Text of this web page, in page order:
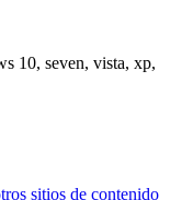
10, seven, vista, xp,
sitios de contenido